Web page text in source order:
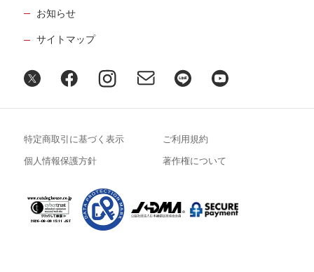
お知らせ
サイトマップ
特定商取引に基づく表示 ご利用規約
個人情報保護方針 著作権について